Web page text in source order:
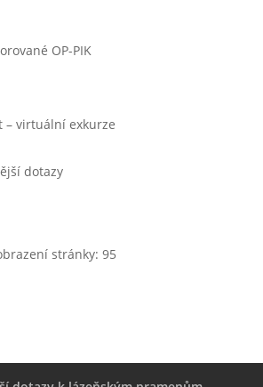
OP-PIK
– virtuální exkurze
dotazy
stránky: 95